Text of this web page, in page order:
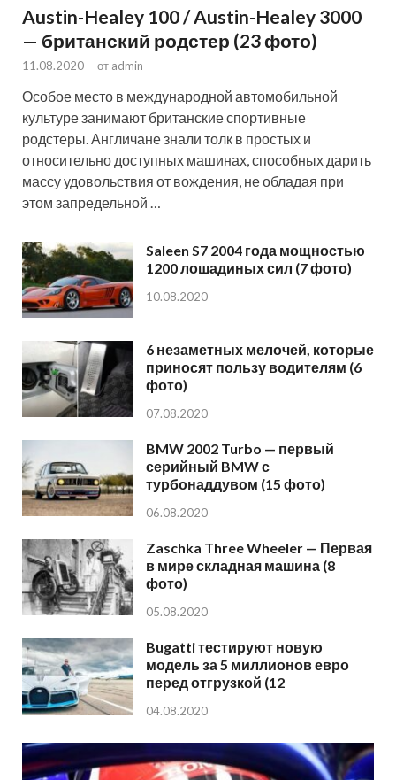
Austin-Healey 100 / Austin-Healey 3000
— британский родстер (23 фото)
11.08.2020 - от admin
Особое место в международной автомобильной
культуре занимают британские спортивные
родстеры. Англичане знали толк в простых и
относительно доступных машинах, способных дарить
массу удовольствия от вождения, не обладая при
этом запредельной …
Saleen S7 2004 года мощностью
1200 лошадиных сил (7 фото)
10.08.2020
6 незаметных мелочей, которые
приносят пользу водителям (6
фото)
07.08.2020
BMW 2002 Turbo — первый
серийный BMW с
турбонаддувом (15 фото)
06.08.2020
Zaschka Three Wheeler — Первая
в мире складная машина (8
фото)
05.08.2020
Bugatti тестируют новую
модель за 5 миллионов евро
перед отгрузкой (12
04.08.2020